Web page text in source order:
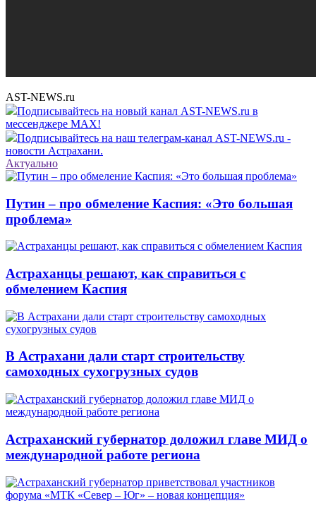
AST-NEWS.ru
Подписывайтесь на новый канал AST-NEWS.ru в
мессенджере MAX!
Подписывайтесь на наш телеграм-канал AST-NEWS.ru -
новости Астрахани.
Актуально
Путин – про обмеление Каспия: «Это большая
проблема»
Астраханцы решают, как справиться с
обмелением Каспия
В Астрахани дали старт строительству
самоходных сухогрузных судов
Астраханский губернатор доложил главе МИД о
международной работе региона